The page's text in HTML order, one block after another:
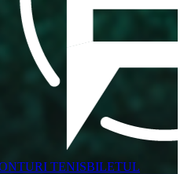
TENISBILETUL